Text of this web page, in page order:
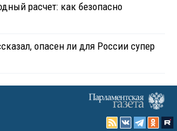
расчет: как безопасно
опасен ли для России супер